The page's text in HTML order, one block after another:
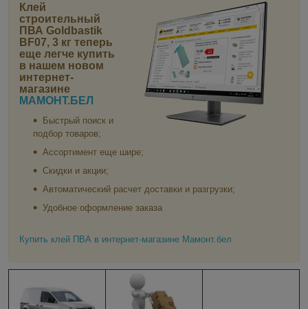
Клей
строительный
ПВА Goldbastik
BF07, 3 кг теперь
еще легче купить
в нашем новом
интернет-
магазине
МАМОНТ.БЕЛ
Быстрый поиск и
подбор товаров;
Ассортимент еще шире;
Скидки и акции;
Автоматический расчет доставки и разгрузки;
Удобное оформление заказа
Купить клей ПВА в интернет-магазине Мамонт.бел